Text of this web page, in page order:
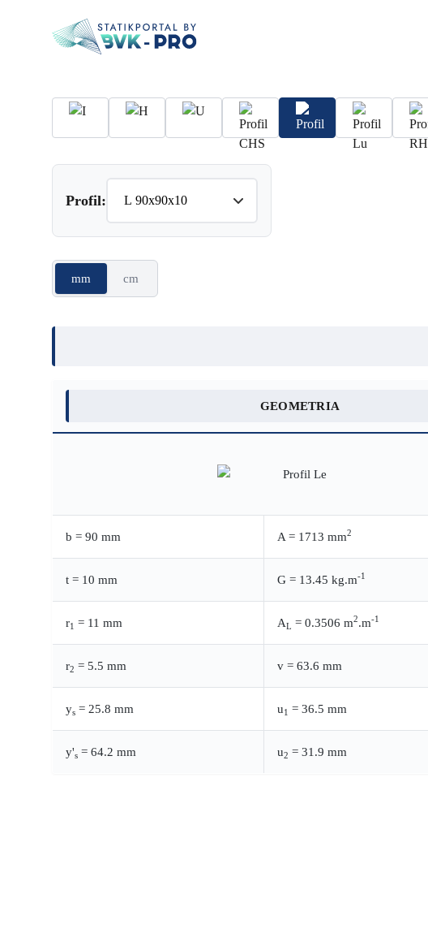
Profil:
mm cm
GEOMETRIA
b = 90 mm A = 1713 mm2
t = 10 mm G = 13.45 kg.m-1
r1 = 11 mm AL = 0.3506 m2.m-1
r2 = 5.5 mm v = 63.6 mm
ys = 25.8 mm u1 = 36.5 mm
y's = 64.2 mm u2 = 31.9 mm